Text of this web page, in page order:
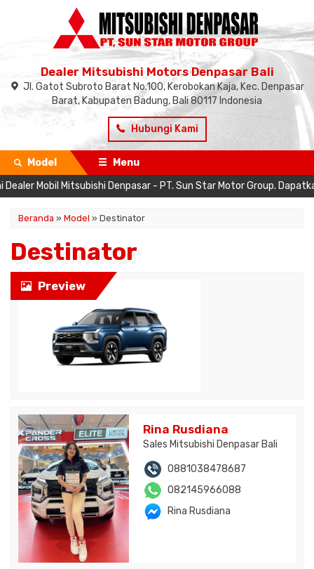
Dealer Mitsubishi Motors Denpasar Bali
Jl. Gatot Subroto Barat No.100, Kerobokan Kaja, Kec. Denpasar
Barat, Kabupaten Badung, Bali 80117 Indonesia
Hubungi Kami
Model
Menu
Mobil Mitsubishi Denpasar - PT. Sun Star Motor Group.
Beranda » Model » Destinator
Destinator
Preview
Rina Rusdiana
Sales Mitsubishi Denpasar Bali
0881038478687
082145966088
Rina Rusdiana